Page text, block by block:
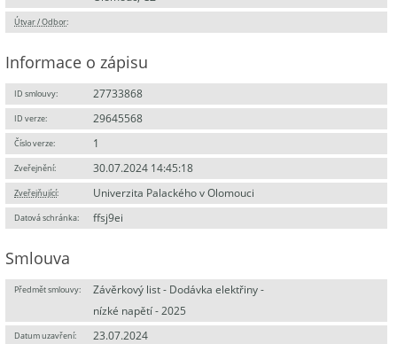
Útvar / Odbor:
Informace o zápisu
ID smlouvy: 27733868
ID verze: 29645568
Číslo verze: 1
Zveřejnění: 30.07.2024 14:45:18
Zveřejňující: Univerzita Palackého v Olomouci
Datová schránka: ffsj9ei
Smlouva
Předmět smlouvy:
Závěrkový list - Dodávka elektřiny -
nízké napětí - 2025
Datum uzavření: 23.07.2024